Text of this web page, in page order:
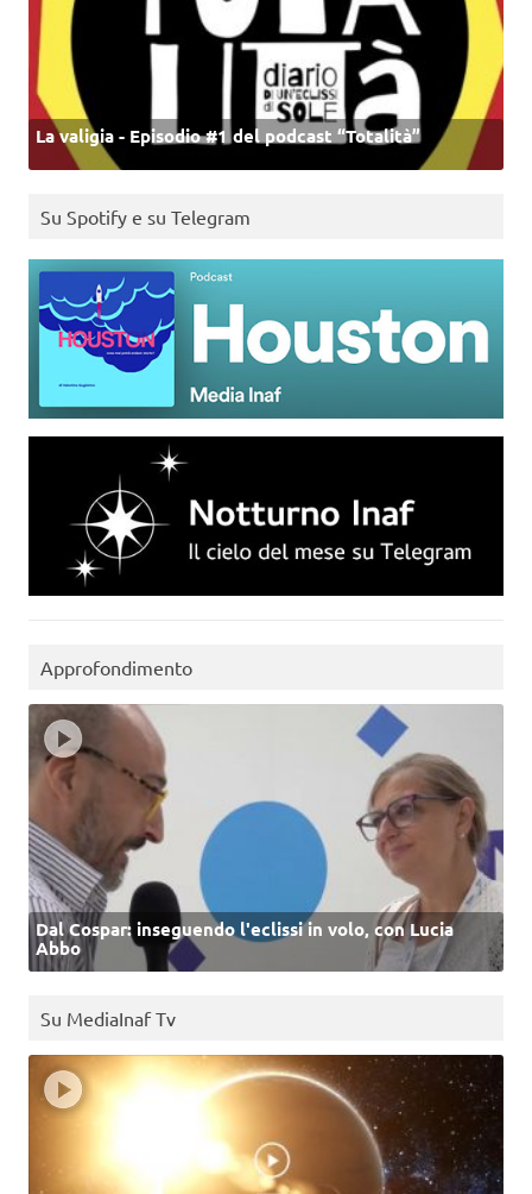
La valigia - Episodio #1 del podcast “Totalità”
Su Spotify e su Telegram
Approfondimento
Dal Cospar: inseguendo l'eclissi in volo, con Lucia
Abbo
Su MediaInaf Tv